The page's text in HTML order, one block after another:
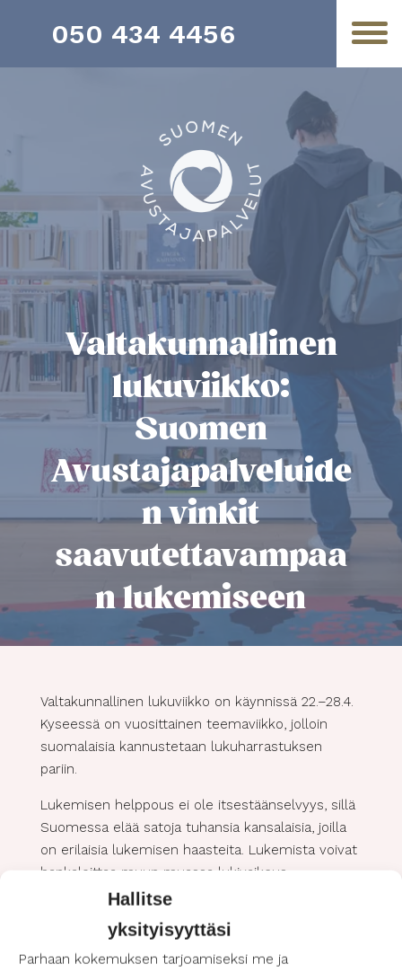
Hallitse
yksityisyyttäsi
Parhaan kokemuksen tarjoamiseksi me ja
050 434 4456
Valtakunnallinen
lukuviikko:
Suomen
Avustajapalveluide
n vinkit
saavutettavampaa
n lukemiseen
Valtakunnallinen lukuviikko on käynnissä 22.–28.4.
Kyseessä on vuosittainen teemaviikko, jolloin
suomalaisia kannustetaan lukuharrastuksen
pariin.
Lukemisen helppous ei ole itsestäänselvyys, sillä
Suomessa elää satoja tuhansia kansalaisia, joilla
on erilaisia lukemisen haasteita. Lukemista voivat
hankaloittaa muun muassa lukivaikeus,
näkörajoitteet, kielitaito tai saavutettavan
kuuluu kaikille, ja siksi Suomen Avustajapalvelut
tarjoaa kolme vinkkiä saavutettavampaan